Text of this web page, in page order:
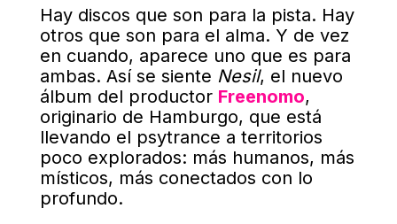
Hay discos que son para la pista. Hay
otros que son para el alma. Y de vez
en cuando, aparece uno que es para
ambas. Así se siente Nesil, el nuevo
álbum del productor Freenomo,
originario de Hamburgo, que está
llevando el psytrance a territorios
poco explorados: más humanos, más
místicos, más conectados con lo
profundo.